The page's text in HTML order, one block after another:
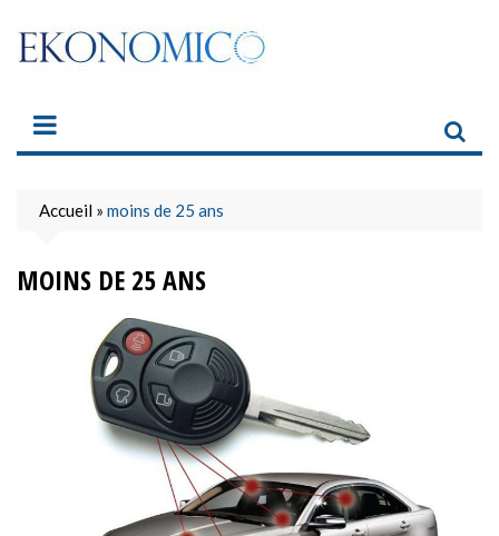
content
Accueil » moins de 25 ans
MOINS DE 25 ANS